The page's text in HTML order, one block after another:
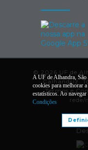
© 2026 UF de
Calhandriz.
Termos e
rede/
A UF de Alhandra,
cookies para melhorar
estatísticos. Ao
Condições